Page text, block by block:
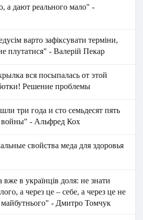
а дают реального мало" -
варто зафіксувати терміни,
плутатися" - Валерій Пекар
вся посыпалась от этой
Решение проблемы
три года и сто семьдесят пять
войны" - Альфред Кох
свойства меда для здоровья
вже в українців доля: не знати
а через це – себе, а через це не
- Дмитро Томчук